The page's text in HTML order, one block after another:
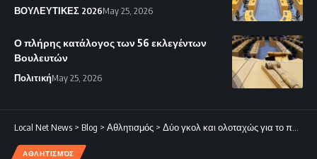
ΒΟΥΛΕΥΤΙΚΕΣ 2026May 25, 2026
Ο πλήρης κατάλογος των 56 εκλεγέντων
Βουλευτών
ΠολιτικήMay 25, 2026
Local Net News > Blog > Αθλητισμός > Δύο γκολ και ολοταχώς για το πρωτάθλημα
ΑΘΛΗΤΙΣΜΌΣ